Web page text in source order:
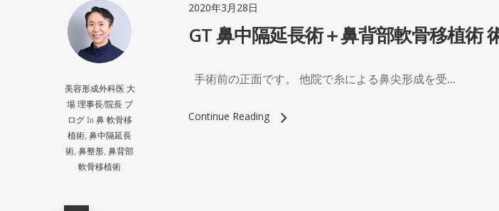
2020年3月28日
美容形成外科医 大
場 理事長/院長 ブ
ログ In 鼻 軟骨移
植術, 鼻中隔延長
術, 鼻整形, 鼻背部
軟骨移植術
GT 鼻中隔延長術＋鼻背部軟骨移植術
手術前の正面です。 他院で糸による鼻尖形成を受...
Continue Reading